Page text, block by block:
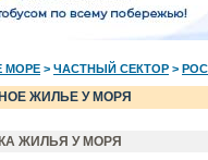
МОРЕ > ЧАСТНЫЙ СЕКТОР >
ЖИЛЬЕ У МОРЯ
ЖИЛЬЯ У МОРЯ